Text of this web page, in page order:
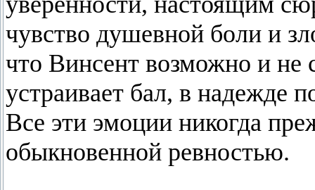
чувство душевной боли и
что Винсент возможно и не
устраивает бал, в надежде
Все эти эмоции никогда
обыкновенной ревностью.